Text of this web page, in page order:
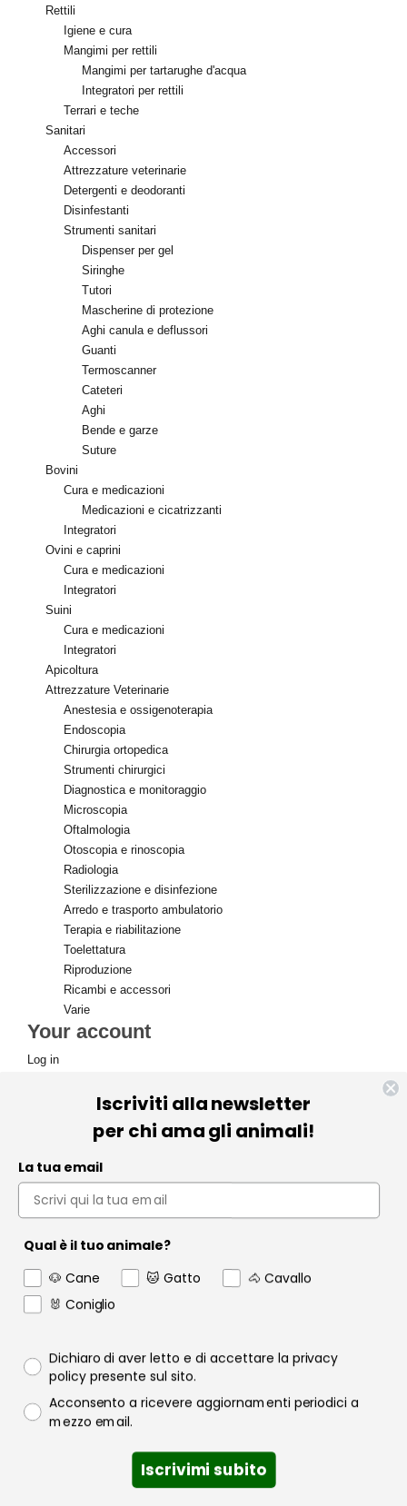
Rettili
Igiene e cura
Mangimi per rettili
Mangimi per tartarughe d'acqua
Integratori per rettili
Terrari e teche
Sanitari
Accessori
Attrezzature veterinarie
Detergenti e deodoranti
Disinfestanti
Strumenti sanitari
Dispenser per gel
Siringhe
Tutori
Mascherine di protezione
Aghi canula e deflussori
Guanti
Termoscanner
Cateteri
Aghi
Bende e garze
Suture
Bovini
Cura e medicazioni
Medicazioni e cicatrizzanti
Integratori
Ovini e caprini
Cura e medicazioni
Integratori
Suini
Cura e medicazioni
Integratori
Apicoltura
Attrezzature Veterinarie
Anestesia e ossigenoterapia
Endoscopia
Chirurgia ortopedica
Strumenti chirurgici
Diagnostica e monitoraggio
Microscopia
Oftalmologia
Otoscopia e rinoscopia
Radiologia
Sterilizzazione e disinfezione
Arredo e trasporto ambulatorio
Terapia e riabilitazione
Toelettatura
Riproduzione
Ricambi e accessori
Varie
Your account
Log in
Privacy policy
Spedizioni
Pagamenti
Chi siamo
Lavora con noi
Perché lavorare con la Rao Farmaceutici?
Promozioni
Our stores
Contact us
Sitemap
Iscriviti alla newsletter
per chi ama gli animali!
La tua email
Qual è il tuo animale?
🐶 Cane
🐱 Gatto
🐴 Cavallo
🐰 Coniglio
Privacy policy
Dichiaro di aver letto e di accettare la privacy
policy presente sul sito.
Consenso email
Acconsento a ricevere aggiornamenti periodici a
mezzo email.
Iscrivimi subito